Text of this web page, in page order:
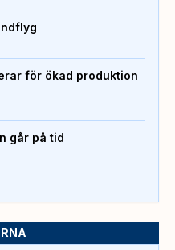
för ökad produktion
går på tid